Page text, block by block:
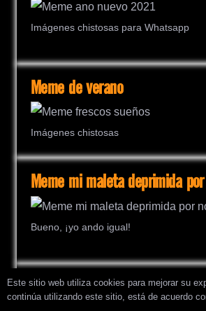
Imágenes chistosas para Whatsapp
Meme de verano
Imágenes chistosas
Meme mi maleta deprimida
Bueno, ¡yo ando igual!
Yo soy Groot
Este sitio web utiliza cookies para mejorar su
continúa utilizando este sitio, está de acuerdo